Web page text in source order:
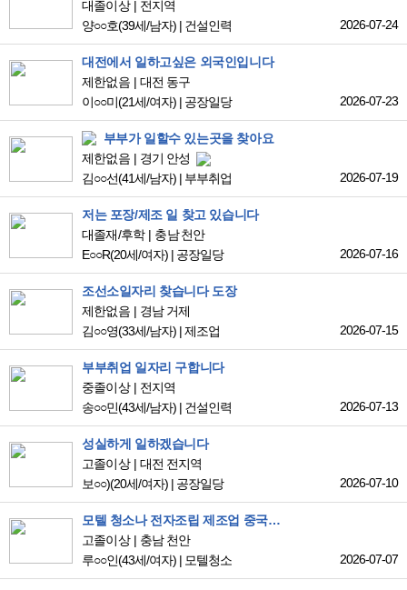
대졸이상
전지역
양○○호(39세/남자) | 건설인력 2026-07-24
대전에서 일하고싶은 외국인입니다
제한없음
대전 동구
이○○미(21세/여자) | 공장일당 2026-07-23
부부가 일할수 있는곳을 찾아요
제한없음
경기 안성
김○○선(41세/남자) | 부부취업 2026-07-19
저는 포장/제조 일 찾고 있습니다
대졸재/후학
충남 천안
E○○R(20세/여자) | 공장일당 2026-07-16
조선소일자리 찾습니다 도장
제한없음
경남 거제
김○○영(33세/남자) |제조업 2026-07-15
부부취업 일자리 구합니다
중졸이상
전지역
송○○민(43세/남자) | 건설인력 2026-07-13
성실하게 일하겠습니다
고졸이상
대전 전지역
보○○)(20세/여자) | 공장일당 2026-07-10
모텔 청소나 전자조립 제조업 중국관련 광고 업종 일자리 찿고 있습니다
고졸이상
충남 천안
루○○인(43세/여자) | 모텔청소 2026-07-07